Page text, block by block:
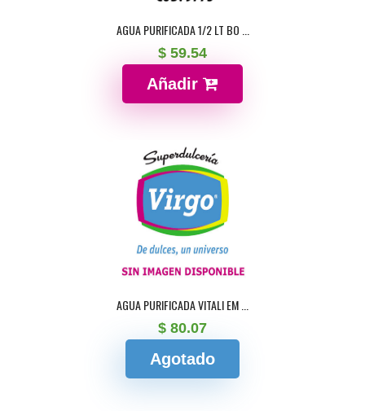
AGUA PURIFICADA 1/2 LT BO ...
$ 59.54
Añadir
AGUA PURIFICADA VITALI EM ...
$ 80.07
Agotado